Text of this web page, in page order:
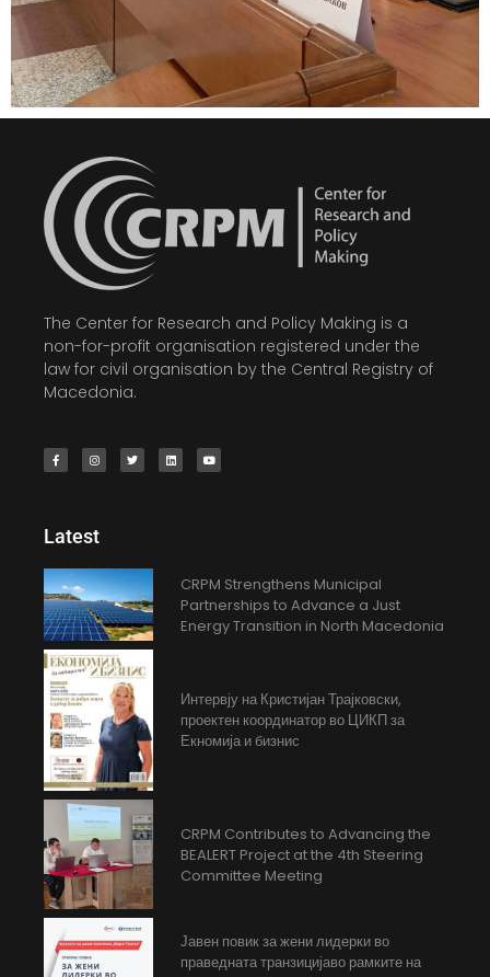
The Center for Research and Policy Making is a
non-for-profit organisation registered under the
law for civil organisation by the Central Registry of
Macedonia.
Latest
CRPM Strengthens Municipal
Partnerships to Advance a Just
Energy Transition in North Macedonia
Интервју на Кристијан Трајковски,
проектен координатор во ЦИКП за
Екномија и бизнис
CRPM Contributes to Advancing the
BEALERT Project at the 4th Steering
Committee Meeting
Јавен повик за жени лидерки во
праведната транзицијаво рамките на